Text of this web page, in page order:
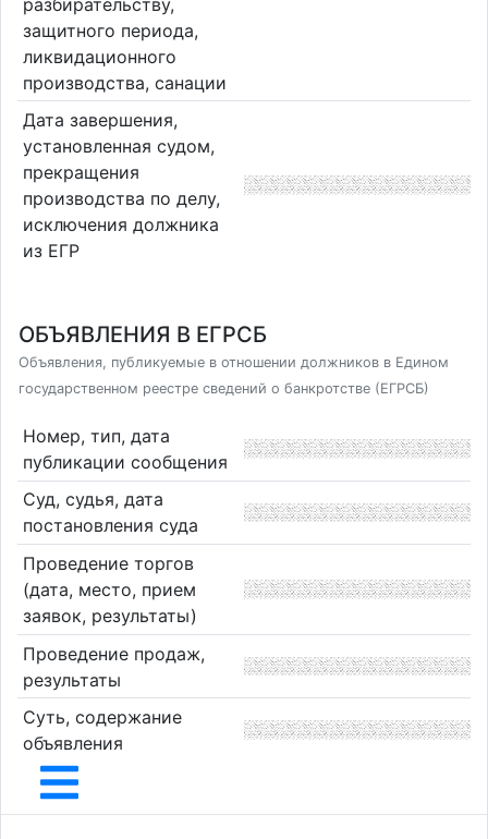
защитного периода,
ликвидационного
производства, санации
Дата завершения,
установленная судом,
прекращения
производства по делу,
исключения должника
из ЕГР
ОБЪЯВЛЕНИЯ В ЕГРСБ
Объявления, публикуемые в отношении должников в Едином
государственном реестре сведений о банкротстве (ЕГРСБ)
Номер, тип, дата
публикации сообщения
Суд, судья, дата
постановления суда
Проведение торгов
(дата, место, прием
заявок, результаты)
Проведение продаж,
результаты
Суть, содержание
объявления